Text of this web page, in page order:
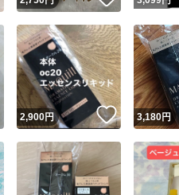
いいね！
2,900円 いいね！
3,180円